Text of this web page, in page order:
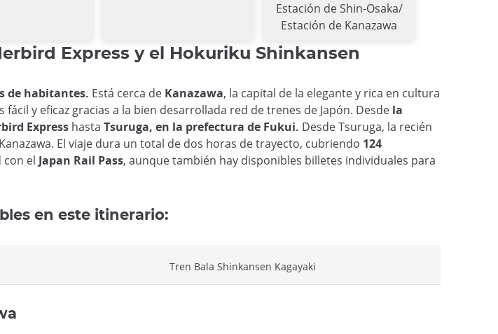
Estación de Shin-Osaka/
Estación de Kanazawa
Express y el Hokuriku Shinkansen
de habitantes. Está cerca de Kanazawa, la capital de la elegante y rica en cultura
y eficaz gracias a la bien desarrollada red de trenes de Japón. Desde la
Express hasta Tsuruga, en la prefectura de Fukui. Desde Tsuruga, la recién
El viaje dura un total de dos horas de trayecto, cubriendo 124
con el Japan Rail Pass, aunque también hay disponibles billetes individuales para
en este itinerario:
Tren Bala Shinkansen Kagayaki